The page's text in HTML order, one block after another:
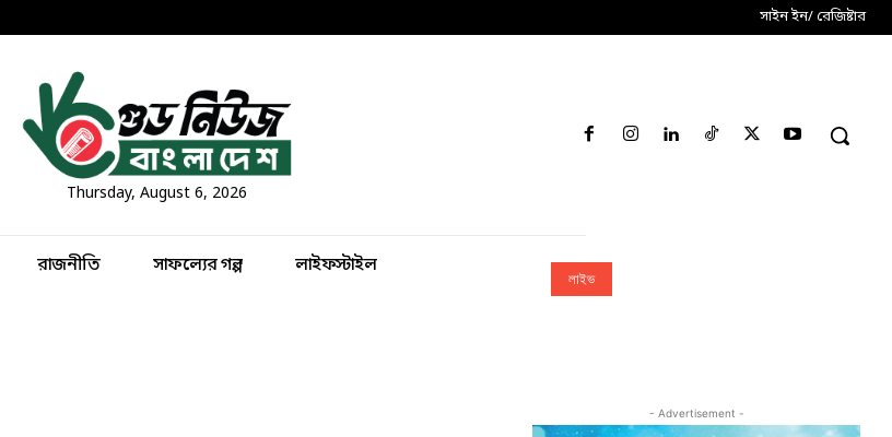
সাইন ইন/ রেজিষ্টার
Thursday, August 6, 2026
রাজনীতি সাফল্যের গল্প লাইফস্টাইল
লাইভ
- Advertisement -